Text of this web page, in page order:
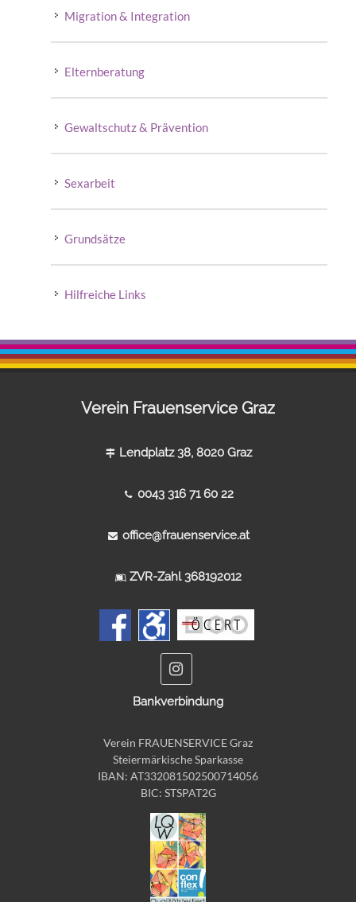
Migration & Integration
Elternberatung
Gewaltschutz & Prävention
Sexarbeit
Grundsätze
Hilfreiche Links
Verein Frauenservice Graz
Lendplatz 38, 8020 Graz
0043 316 71 60 22
office@frauenservice.at
ZVR-Zahl 368192012
Bankverbindung
Verein FRAUENSERVICE Graz
Steiermärkische Sparkasse
IBAN: AT332081502500714056
BIC: STSPAT2G